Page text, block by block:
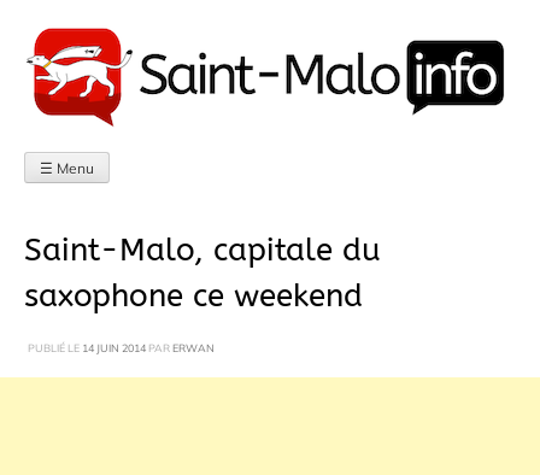
au
contenu
☰ Menu
Saint-Malo, capitale du
saxophone ce weekend
PUBLIÉ LE 14 JUIN 2014 PARERWAN